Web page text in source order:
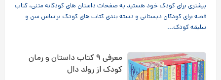
بیشتری برای کودک خود هستید به صفحات داستان های کودکانه متنی، کتاب
قصه برای کودکان دبستانی و دسته بندی کتاب های کودک براساس سن و
سلیقه کودک...
معرفی ۹ کتاب داستان و رمان
کودک از رولد دال